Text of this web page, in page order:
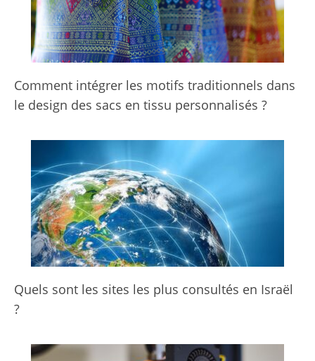
Comment intégrer les motifs traditionnels dans
le design des sacs en tissu personnalisés ?
Quels sont les sites les plus consultés en Israël
?